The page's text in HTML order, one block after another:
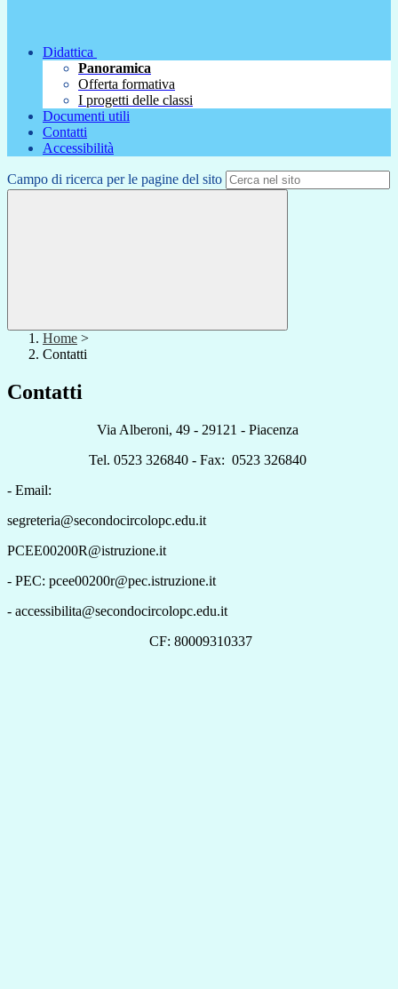
Didattica
Panoramica
Offerta formativa
I progetti delle classi
Documenti utili
Contatti
Accessibilità
Campo di ricerca per le pagine del sito
Home >
Contatti
Contatti
Via Alberoni, 49 - 29121 - Piacenza
Tel. 0523 326840 - Fax: 0523 326840
- Email:
segreteria@secondocircolopc.edu.it
PCEE00200R@istruzione.it
- PEC: pcee00200r@pec.istruzione.it
- accessibilita@secondocircolopc.edu.it
CF: 80009310337